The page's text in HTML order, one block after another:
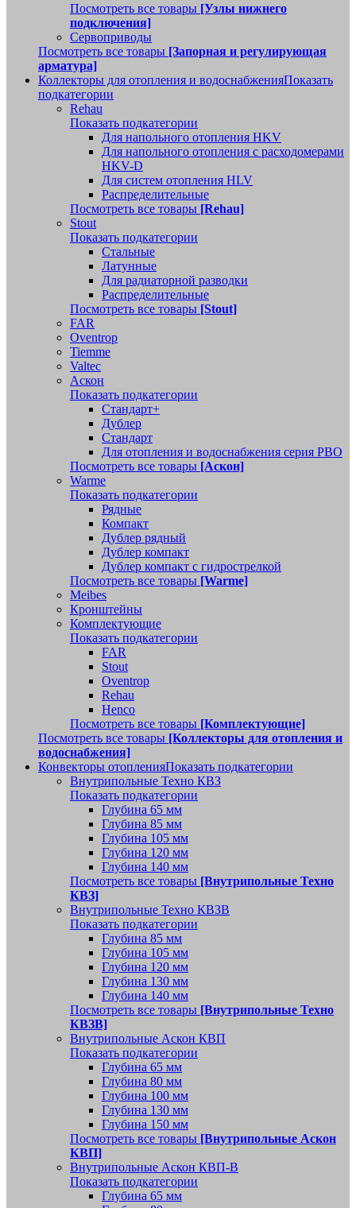
Посмотреть все товары [Узлы нижнего
подключения]
Сервоприводы
Посмотреть все товары [Запорная и регулирующая
арматура]
Коллекторы для отопления и водоснабженияПоказать
подкатегории
Rehau
Показать подкатегории
Для напольного отопления HKV
Для напольного отопления с расходомерами
HKV-D
Для систем отопления HLV
Распределительные
Посмотреть все товары [Rehau]
Stout
Показать подкатегории
Стальные
Латунные
Для радиаторной разводки
Распределительные
Посмотреть все товары [Stout]
FAR
Oventrop
Tiemme
Valtec
Аскон
Показать подкатегории
Стандарт+
Дублер
Стандарт
Для отопления и водоснабжения серия РВО
Посмотреть все товары [Аскон]
Warme
Показать подкатегории
Рядные
Компакт
Дублер рядный
Дублер компакт
Дублер компакт с гидрострелкой
Посмотреть все товары [Warme]
Meibes
Кронштейны
Комплектующие
Показать подкатегории
FAR
Stout
Oventrop
Rehau
Henco
Посмотреть все товары [Комплектующие]
Посмотреть все товары [Коллекторы для отопления и
водоснабжения]
Конвекторы отопленияПоказать подкатегории
Внутрипольные Техно КВЗ
Показать подкатегории
Глубина 65 мм
Глубина 85 мм
Глубина 105 мм
Глубина 120 мм
Глубина 140 мм
Посмотреть все товары [Внутрипольные Техно
КВЗ]
Внутрипольные Техно КВЗВ
Показать подкатегории
Глубина 85 мм
Глубина 105 мм
Глубина 120 мм
Глубина 130 мм
Глубина 140 мм
Посмотреть все товары [Внутрипольные Техно
КВЗВ]
Внутрипольные Аскон КВП
Показать подкатегории
Глубина 65 мм
Глубина 80 мм
Глубина 100 мм
Глубина 130 мм
Глубина 150 мм
Посмотреть все товары [Внутрипольные Аскон
КВП]
Внутрипольные Аскон КВП-В
Показать подкатегории
Глубина 65 мм